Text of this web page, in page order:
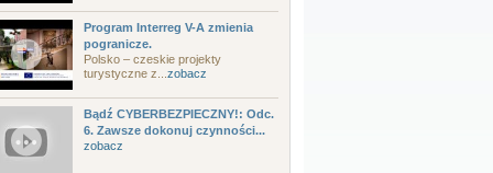
Program Interreg V-A zmienia
pogranicze.
Polsko – czeskie projekty
turystyczne z... zobacz
Bądź CYBERBEZPIECZNY!: Odc.
6. Zawsze dokonuj czynności...
zobacz